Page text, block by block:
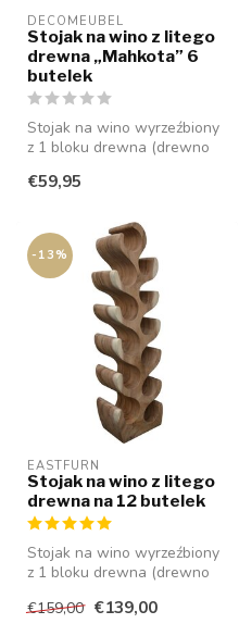
DECOMEUBEL
Stojak na wino z litego
drewna „Mahkota” 6
butelek
Stojak na wino wyrzeźbiony
z 1 bloku drewna (drewno
€59,95
-13%
EASTFURN
Stojak na wino z litego
drewna na 12 butelek
Stojak na wino wyrzeźbiony
z 1 bloku drewna (drewno
pomieścić...
€159,00 €139,00